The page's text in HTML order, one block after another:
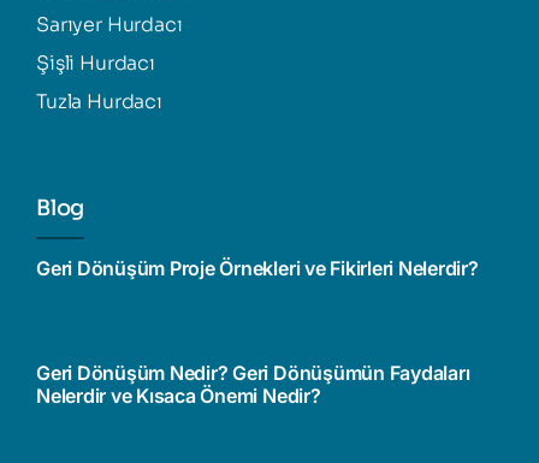
Sarıyer Hurdacı
Şişli Hurdacı
Tuzla Hurdacı
Blog
Geri Dönüşüm Proje Örnekleri ve Fikirleri Nelerdir?
Geri Dönüşüm Nedir? Geri Dönüşümün Faydaları
Nelerdir ve Kısaca Önemi Nedir?